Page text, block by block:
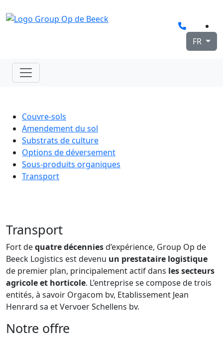
FR
Couvre-sols
Amendement du sol
Substrats de culture
Options de déversement
Sous-produits organiques
Transport
Transport
Fort dequatre décenniesd’expérience, Group Op de
Beeck Logistics est devenu un prestataire logistique
de premier plan, principalement actif dans les secteurs
agricole et horticole. L’entreprise se compose de trois
entités, à savoir Orgacom bv, Etablissement Jean
Henrard sa et Vervoer Schellens bv.
Notre offre